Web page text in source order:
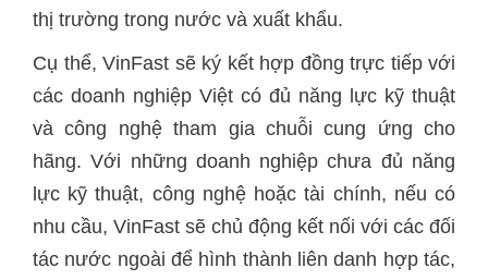
thị trường trong nước và xuất khẩu.
Cụ thể, VinFast sẽ ký kết hợp đồng trực tiếp với
các doanh nghiệp Việt có đủ năng lực kỹ thuật
và công nghệ tham gia chuỗi cung ứng cho
hãng. Với những doanh nghiệp chưa đủ năng
lực kỹ thuật, công nghệ hoặc tài chính, nếu có
nhu cầu, VinFast sẽ chủ động kết nối với các đối
tác nước ngoài để hình thành liên danh hợp tác,